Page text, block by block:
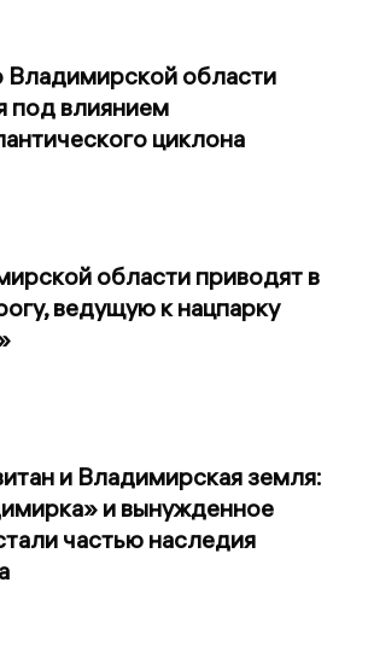
Владимирской области
под влиянием
циклона
области приводят в
ведущую к нацпарку
и Владимирская земля:
и вынужденное
частью наследия